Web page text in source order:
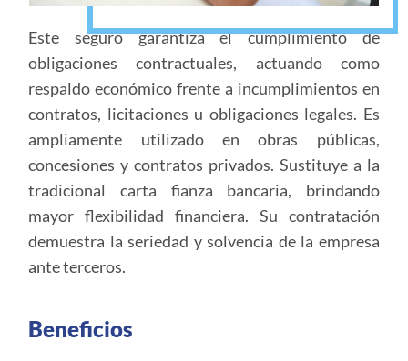
Este seguro garantiza el cumplimiento de
obligaciones contractuales, actuando como
respaldo económico frente a incumplimientos en
contratos, licitaciones u obligaciones legales. Es
ampliamente utilizado en obras públicas,
concesiones y contratos privados. Sustituye a la
tradicional carta fianza bancaria, brindando
mayor flexibilidad financiera. Su contratación
demuestra la seriedad y solvencia de la empresa
ante terceros.
Beneficios